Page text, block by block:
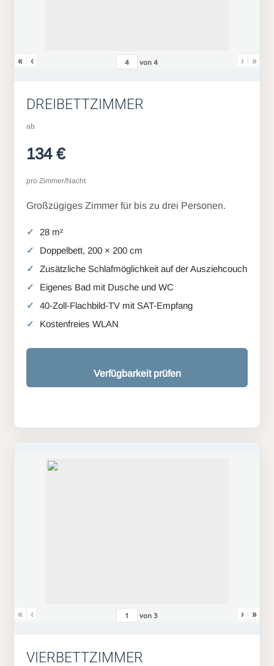
« ‹ von4 › »
DREIBETTZIMMER
ab
134 €
pro Zimmer/Nacht
Großzügiges Zimmer für bis zu drei Personen.
28 m²
Doppelbett, 200 × 200 cm
Zusätzliche Schlafmöglichkeit auf der Ausziehcouch
Eigenes Bad mit Dusche und WC
40-Zoll-Flachbild-TV mit SAT-Empfang
Kostenfreies WLAN
Verfügbarkeit prüfen
« ‹ von3 › »
VIERBETTZIMMER